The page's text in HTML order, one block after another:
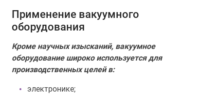
Применение вакуумного
оборудования
Кроме научных изысканий, вакуумное
оборудование широко используется для
производственных целей в:
электронике;